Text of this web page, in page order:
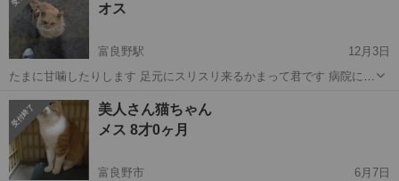
オス
富良野駅
12月3日
たまに甘噛したりします 足元にスリスリ来るかまって君です 病院に行
人馴れした野良猫くん、 この子を家族に迎えてあげて下さい。
北海道 富良野市 富良野駅
美人さん猫ちゃん
メス 8才0ヶ月
富良野市
6月7日